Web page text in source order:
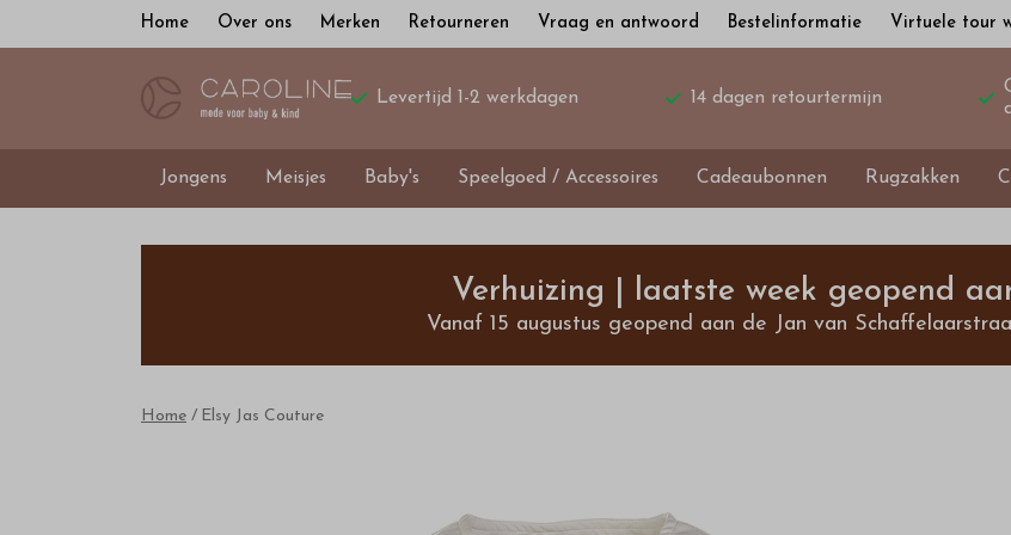
Home Over ons Merken Retourneren Vraag en antwoord Bestelinformatie Virtuele tour
Levertijd 1-2 werkdagen 14 dagen retourtermijn
Jongens Meisjes Baby's Speelgoed / Accessoires Cadeaubonnen Rugzakken
Couture
Verhuizing | laatste week geopend
Vanaf 15 augustus geopend aan de Jan van
Home Elsy Jas Couture